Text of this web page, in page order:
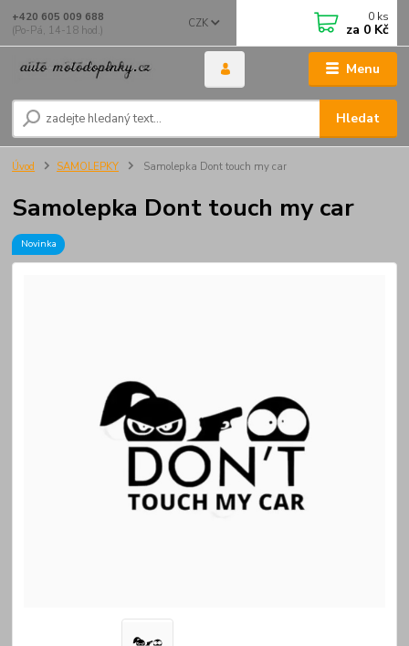
Menu
CZK
Hledat
+420 605 009 688
(Po-Pá, 14-18 hod.)
0 ks
za 0 Kč
Úvod SAMOLEPKY Samolepka Dont touch my car
Samolepka Dont touch my car
Novinka